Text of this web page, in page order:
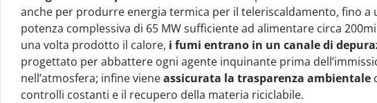
anche per produrre energia termica per il teleriscaldamento, fino a
potenza complessiva di 65 MW sufficiente ad alimentare circa
una volta prodotto il calore, i fumi entrano in un canale di
progettato per abbattere ogni agente inquinante prima
nell’atmosfera; infine vieneassicurata la trasparenza ambientale
controlli costanti e il recupero della materia riciclabile.